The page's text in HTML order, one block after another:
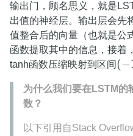
输出门，顾名思义，就是
出值的神经层。输出层会先
值整合后的向量（也就是公
函数提取其中的信息，接着
tanh函数压缩映射到区间(−
( −1,
为什么我们要在LSTM的
数？
以下引用自Stack